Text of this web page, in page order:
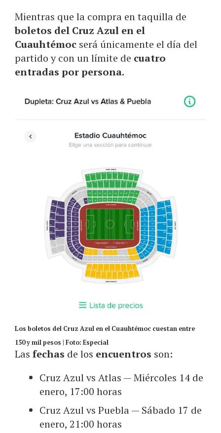
Mientras que la compra en taquilla de
boletos del Cruz Azul en el
Cuauhtémoc será únicamente el día del
partido y con un límite de cuatro
entradas por persona.
Los boletos del Cruz Azul en el Cuauhtémoc cuestan entre
150 y mil pesos | Foto: Especial
Las fechas de los encuentros son:
Cruz Azul vs Atlas — Miércoles 14 de
enero, 17:00 horas
Cruz Azul vs Puebla — Sábado 17 de
enero, 21:00 horas